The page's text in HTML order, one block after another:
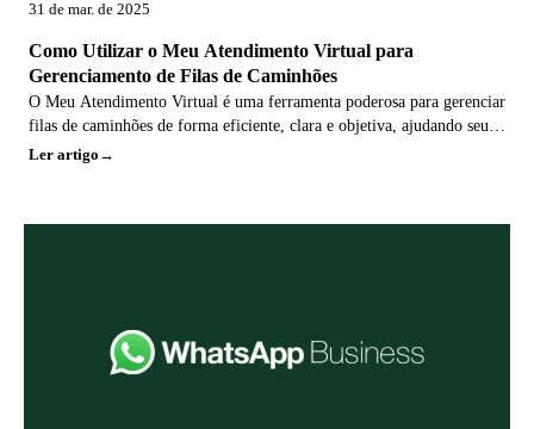
31 de mar. de 2025
Como Utilizar o Meu Atendimento Virtual para
Gerenciamento de Filas de Caminhões
O Meu Atendimento Virtual é uma ferramenta poderosa para gerenciar
filas de caminhões de forma eficiente, clara e objetiva, ajudando seu
fluxo.
Ler artigo